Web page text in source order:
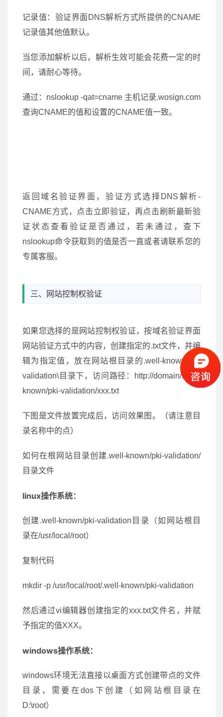
记录值：验证界面DNS解析方式所提供的CNAME
记录值其他值默认。
当您添加解析以后，解析生效可能会花费一定的时
间，请耐心等待。
通过：nslookup -qat=cname 主机记录.wosign.com
查询CNAME的值和设置的CNAME值一致。
返回域名验证界面，验证方式选择DNS解析-
CNAME方式，点击立即验证，再点击刷新最新验
证状态查看验证是否通过，若未通过，查下
nslookup命令获取到的值是否一直或者请联系您的
专属客服。
三、网站控制权验证
如果您选择的是网站控制权验证，按域名验证界面
网站验证方式中的内容，创建指定的.txt文件，并编
辑为指定值，放在网站根目录的.well-known\pki-
validation\目录下，访问路径：http://domain/.well-
known/pki-validation/xxx.txt
下图是文件放置完成后，访问效果图。（请注意目
录名称中的点）
如何在根网站目录创建.well-known/pki-validation/
目录文件
linux操作系统：
创建.well-known/pki-validation目录（如网站根目
录在/usr/local/root）
复制代码
mkdir -p /usr/local/root/.well-known/pki-validation
然后通过vi编辑器创建指定的xxx.txt文件名，并赋
予指定的值XXX。
windows操作系统：
windows环境无法直接以桌面方式创建带点的文件
目录，需要在dos下创建（如网站根目录在
D:\root）